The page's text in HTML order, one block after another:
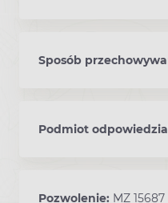
Sposób
Podmiot
Pozwolenie: MZ 15687